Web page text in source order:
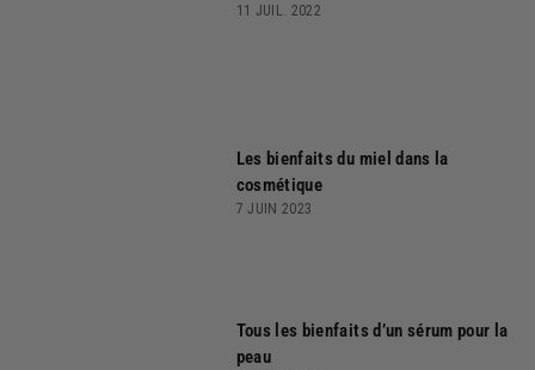
11 JUIL. 2022
Les bienfaits du miel dans la
cosmétique
7 JUIN 2023
Tous les bienfaits d’un sérum pour la
peau